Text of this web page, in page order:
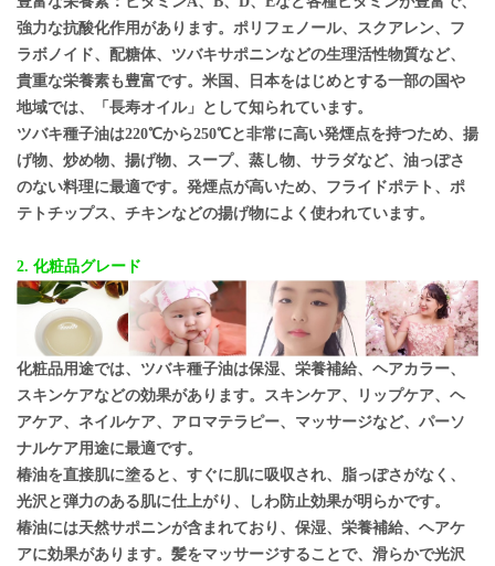
強力な抗酸化作用があります。ポリフェノール、スクアレン、フ
ラボノイド、配糖体、ツバキサポニンなどの生理活性物質など、
貴重な栄養素も豊富です。米国、日本をはじめとする一部の国や
地域では、「長寿オイル」として知られています。
ツバキ種子油は220℃から250℃と非常に高い発煙点を持つため、揚
げ物、炒め物、揚げ物、スープ、蒸し物、サラダなど、油っぽさ
のない料理に最適です。発煙点が高いため、フライドポテト、ポ
テトチップス、チキンなどの揚げ物によく使われています。
2. 化粧品グレード
化粧品用途では、ツバキ種子油は保湿、栄養補給、ヘアカラー、
スキンケアなどの効果があります。スキンケア、リップケア、ヘ
アケア、ネイルケア、アロマテラピー、マッサージなど、パーソ
ナルケア用途に最適です。
椿油を直接肌に塗ると、すぐに肌に吸収され、脂っぽさがなく、
光沢と弾力のある肌に仕上がり、しわ防止効果が明らかです。
椿油には天然サポニンが含まれており、保湿、栄養補給、ヘアケ
アに効果があります。髪をマッサージすることで、滑らかで光沢